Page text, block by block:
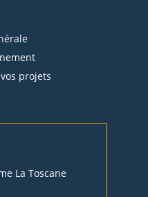
projets
La Toscane